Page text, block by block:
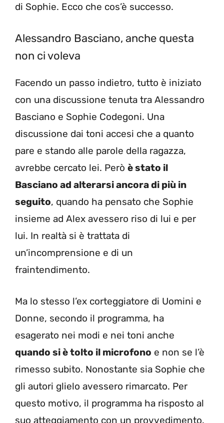
di Sophie. Ecco che cos’è successo.
Alessandro Basciano, anche questa
non ci voleva
Facendo un passo indietro, tutto è iniziato
con una discussione tenuta tra Alessandro
Basciano e Sophie Codegoni. Una
discussione dai toni accesi che a quanto
pare e stando alle parole della ragazza,
avrebbe cercato lei. Però è stato il
Basciano ad alterarsi ancora di più in
seguito, quando ha pensato che Sophie
insieme ad Alex avessero riso di lui e per
lui. In realtà si è trattata di
un’incomprensione e di un
fraintendimento.
Ma lo stesso l’ex corteggiatore di Uomini e
Donne, secondo il programma, ha
esagerato nei modi e nei toni anche
quando si è tolto il microfono e non se l’è
rimesso subito. Nonostante sia Sophie che
gli autori glielo avessero rimarcato. Per
questo motivo, il programma ha risposto al
suo atteggiamento con un provvedimento.